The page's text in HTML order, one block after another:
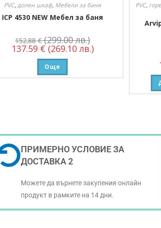
PVC,долен шкаф, Мебели за баня
ICP 4530 NEW Мебел за баня
152.88€ (299.00 лв.)
137.59 € (269.10 лв.)
Още
PVC,
ПРИМЕРНО УСЛОВИЕ ЗА
ДОСТАВКА 2
Можете да върнете закупения онлайн
продукт в рамките на 14 дни.